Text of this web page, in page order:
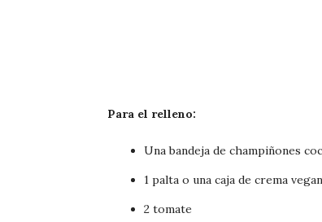
Para el relleno:
Una bandeja de champiñones
1 palta o una caja de crema
2 tomate